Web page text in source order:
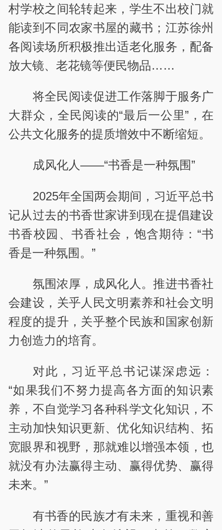
村学校之间轮转起来，学生不出校门就
能读到不同农家书屋的藏书；江苏徐州
各阅读场所积极推出适老化服务，配备
放大镜、老花镜等便民物品……
将全民阅读促进工作落脚于服务广
大群众，全民阅读的“最后一公里”，在
公共文化服务的提质增效中不断缩短。
成风化人——“书香是一种氛围”
2025年全国两会期间，习近平总书
记从过去的书香世家讲到现在提倡建设
书香校园、书香社会，饱含期待：“书
香是一种氛围。”
氛围浓厚，成风化人。推进书香社
会建设，关乎人民文明素养和社会文明
程度的提升，关乎整个民族和国家创新
力创造力的培育。
对此，习近平总书记谋深虑远：
“如果我们不努力提高各方面的知识素
养，不自觉学习各种科学文化知识，不
主动加快知识更新、优化知识结构、拓
宽眼界和视野，那就难以增强本领，也
就没有办法赢得主动、赢得优势、赢得
未来。”
有书香的民族才有未来，重视和善